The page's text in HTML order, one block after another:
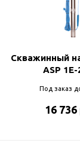
Скважинный
ASP
Под заказ
16 736